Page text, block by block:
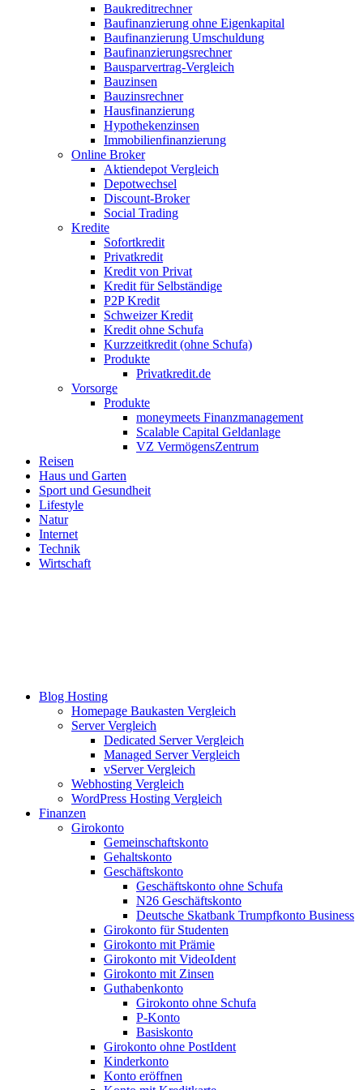
Baukreditrechner
Baufinanzierung ohne Eigenkapital
Baufinanzierung Umschuldung
Baufinanzierungsrechner
Bausparvertrag-Vergleich
Bauzinsen
Bauzinsrechner
Hausfinanzierung
Hypothekenzinsen
Immobilienfinanzierung
Online Broker
Aktiendepot Vergleich
Depotwechsel
Discount-Broker
Social Trading
Kredite
Sofortkredit
Privatkredit
Kredit von Privat
Kredit für Selbständige
P2P Kredit
Schweizer Kredit
Kredit ohne Schufa
Kurzzeitkredit (ohne Schufa)
Produkte
Privatkredit.de
Vorsorge
Produkte
moneymeets Finanzmanagement
Scalable Capital Geldanlage
VZ VermögensZentrum
Reisen
Haus und Garten
Sport und Gesundheit
Lifestyle
Natur
Internet
Technik
Wirtschaft
Blog Hosting
Homepage Baukasten Vergleich
Server Vergleich
Dedicated Server Vergleich
Managed Server Vergleich
vServer Vergleich
Webhosting Vergleich
WordPress Hosting Vergleich
Finanzen
Girokonto
Gemeinschaftskonto
Gehaltskonto
Geschäftskonto
Geschäftskonto ohne Schufa
N26 Geschäftskonto
Deutsche Skatbank Trumpfkonto Business
Girokonto für Studenten
Girokonto mit Prämie
Girokonto mit VideoIdent
Girokonto mit Zinsen
Guthabenkonto
Girokonto ohne Schufa
P-Konto
Basiskonto
Girokonto ohne PostIdent
Kinderkonto
Konto eröffnen